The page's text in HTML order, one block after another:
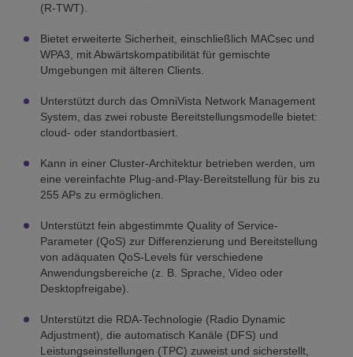
(R-TWT).
Bietet erweiterte Sicherheit, einschließlich MACsec und
WPA3, mit Abwärtskompatibilität für gemischte
Umgebungen mit älteren Clients.
Unterstützt durch das OmniVista Network Management
System, das zwei robuste Bereitstellungsmodelle bietet:
cloud- oder standortbasiert.
Kann in einer Cluster-Architektur betrieben werden, um
eine vereinfachte Plug-and-Play-Bereitstellung für bis zu
255 APs zu ermöglichen.
Unterstützt fein abgestimmte Quality of Service-
Parameter (QoS) zur Differenzierung und Bereitstellung
von adäquaten QoS-Levels für verschiedene
Anwendungsbereiche (z. B. Sprache, Video oder
Desktopfreigabe).
Unterstützt die RDA-Technologie (Radio Dynamic
Adjustment), die automatisch Kanäle (DFS) und
Leistungseinstellungen (TPC) zuweist und sicherstellt,